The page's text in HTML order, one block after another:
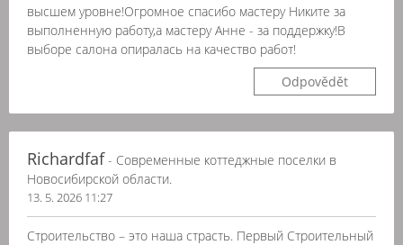
высшем уровне!Огромное спасибо мастеру Никите за
выполненную работу,а мастеру Анне - за поддержку!В
выборе салона опиралась на качество работ!
Odpovědět
Richardfaf- Современные коттеджные поселки в
Новосибирской области.
13. 5. 2026 11:27
Строительство – это наша страсть. Первый Строительный